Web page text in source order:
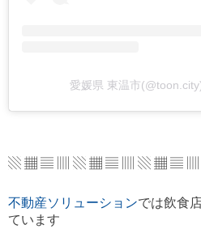
愛媛県 東温市
▧ ▦ ▤ ▥ ▧ ▦ ▤ ▥ ▧ ▦ ▤ ▥
不動産ソリューションでは飲食
ています